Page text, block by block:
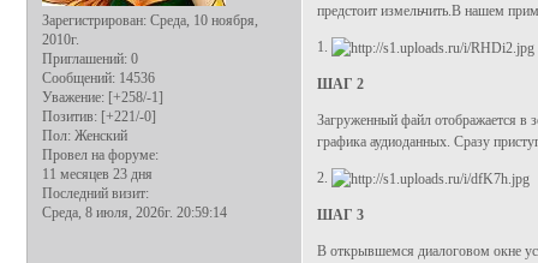
Зарегистрирован: Среда, 10 ноября,
2010г.
Приглашений: 0
Сообщений: 14536
Уважение: [+258/-1]
Позитив: [+221/-0]
Пол: Женский
Провел на форуме:
11 месяцев 23 дня
Последний визит:
Среда, 8 июля, 2026г. 20:59:14
предстоит измельчить.В нашем
1.
ШАГ 2
Загруженный файл отображается в
графика аудиоданных. Сразу
2.
ШАГ 3
В открывшемся диалоговом окне